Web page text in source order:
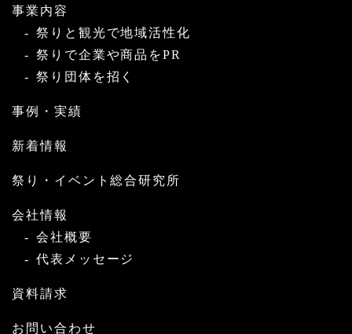
事業内容
祭りと観光で地域活性化
祭りで企業や商品をPR
祭り団体を招く
事例・実績
新着情報
祭り・イベント総合研究所
会社情報
会社概要
代表メッセージ
資料請求
お問い合わせ